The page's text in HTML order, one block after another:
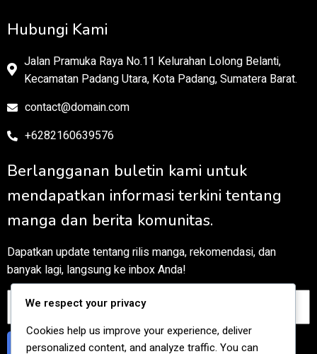
Hubungi Kami
Jalan Pramuka Raya No.11 Kelurahan Lolong Belanti,
Kecamatan Padang Utara, Kota Padang, Sumatera Barat.
contact@domain.com
+6282160639576
Berlangganan buletin kami untuk
mendapatkan informasi terkini tentang
manga dan berita komunitas.
Dapatkan update tentang rilis manga, rekomendasi, dan
banyak lagi, langsung ke inbox Anda!
Berlangganan
We respect your privacy
Cookies help us improve your experience, deliver
personalized content, and analyze traffic. You can